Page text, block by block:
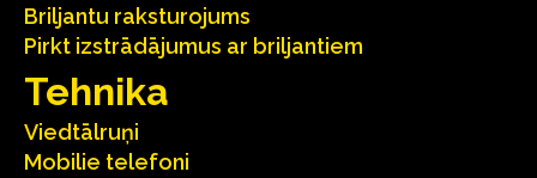
Briljantu raksturojums
Pirkt izstrādājumus ar briljantiem
Tehnika
Viedtālruņi
Mobilie telefoni